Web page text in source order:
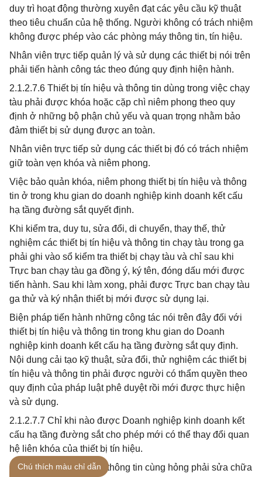
duy trì hoạt động thường xuyên đạt các yêu cầu kỹ thuật
theo tiêu chuẩn của hệ thống. Người không có trách nhiệm
không được phép vào các phòng máy thông tin, tín hiệu.
Nhân viên trực tiếp quản lý và sử dụng các thiết bị nói trên
phải tiến hành công tác theo đúng quy định hiện hành.
2.1.2.7.6 Thiết bị tín hiệu và thông tin dùng trong việc chạy
tàu phải được khóa hoặc cặp chì niêm phong theo quy
định ở những bộ phận chủ yếu và quan trọng nhằm bảo
đảm thiết bị sử dụng được an toàn.
Nhân viên trực tiếp sử dụng các thiết bị đó có trách nhiệm
giữ toàn vẹn khóa và niêm phong.
Việc bảo quản khóa, niêm phong thiết bị tín hiệu và thông
tin ở trong khu gian do doanh nghiệp kinh doanh kết cấu
hạ tầng đường sắt quyết định.
Khi kiểm tra, duy tu, sửa đổi, di chuyển, thay thế, thử
nghiệm các thiết bị tín hiệu và thông tin chạy tàu trong ga
phải ghi vào sổ kiểm tra thiết bị chạy tàu và chỉ sau khi
Trực ban chạy tàu ga đồng ý, ký tên, đóng dấu mới được
tiến hành. Sau khi làm xong, phải được Trực ban chạy tàu
ga thử và ký nhận thiết bị mới được sử dụng lại.
Biện pháp tiến hành những công tác nói trên đây đối với
thiết bị tín hiệu và thông tin trong khu gian do Doanh
nghiệp kinh doanh kết cấu hạ tầng đường sắt quy định.
Nội dung cải tạo kỹ thuật, sửa đổi, thử nghiệm các thiết bị
tín hiệu và thông tin phải được người có thẩm quyền theo
quy định của pháp luật phê duyệt rồi mới được thực hiện
và sử dụng.
2.1.2.7.7 Chỉ khi nào được Doanh nghiệp kinh doanh kết
cấu hạ tầng đường sắt cho phép mới có thể thay đổi quan
hệ liên khóa của thiết bị tín hiệu.
2.1.2.7.8 Khi nhiều dây thông tin cùng hỏng phải sửa chữa
Chú thích màu chỉ dẫn